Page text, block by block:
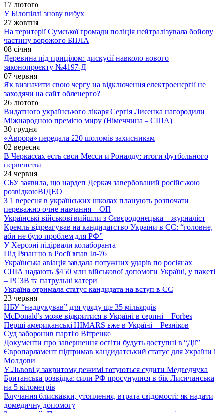
17 лютого
У Білопіллі знову вибух
27 жовтня
На території Сумської громади поліція нейтралізувала бойову
частину ворожого БПЛА
08 січня
Деревина під прицілом: дискусії навколо нового
законопроєкту №4197-Д
07 червня
Як визначити свою чергу на відключення електроенергії не
заходячи на сайт обленерго?
26 лютого
Видатного українського лікаря Сергія Лисенка нагородили
Міжнародною премією миру (Німеччина – США)
30 грудня
«Аврора» передала 220 шоломів захисникам
02 вересня
В Черкассах есть свои Месси и Роналду: итоги футбольного
первенства
24 червня
СБУ заявила, що нардеп Деркач завербований російською
розвідкоюВІДЕО
З 1 вересня в українських школах планують розпочати
переважно очне навчання – ОП
Українські військові вийшли з Сєвєродонецька – журналіст
Кремль відреагував на кандидатство України в ЄС: “головне,
аби не було проблем для РФ”
У Херсоні підірвали колаборанта
Під Рязанню в Росії впав Іл-76
Українська авіація завдала потужних ударів по росіянах
США надають $450 млн військової допомоги Україні, у пакеті
– РСЗВ та патрульні катери
Україна отримала статус кандидата на вступ в ЄС
23 червня
НБУ “надрукував” для уряду ще 35 мільярдів
McDonald’s може відкритися в Україні в серпні – Forbes
Перші американські HIMARS вже в Україні – Резніков
Суд заборонив партію Вітренко
Документи про завершення освіти будуть доступні в “Дії”
Європарламент підтримав кандидатський статус для України і
Молдови
У Львові у закритому режимі готуються судити Медведчука
Британська розвідка: сили РФ просунулися в бік Лисичанська
на 5 кілометрів
Влучання блискавки, утоплення, втрата свідомості: як надати
домедичну допомогу